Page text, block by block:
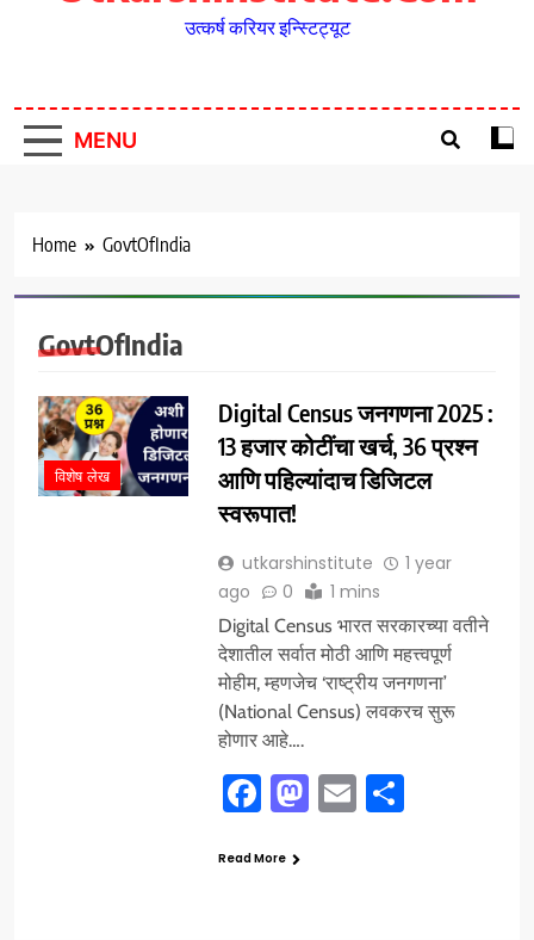
उत्कर्ष करियर इन्स्टिट्यूट
MENU
Home GovtOfIndia
GovtOfIndia
विशेष लेख
Digital Census जनगणना 2025 :
13 हजार कोटींचा खर्च, 36 प्रश्न
आणि पहिल्यांदाच डिजिटल
स्वरूपात!
utkarshinstitute
1 year
ago
0 1 mins
Digital Census भारत सरकारच्या वतीने
देशातील सर्वात मोठी आणि महत्त्वपूर्ण
मोहीम, म्हणजेच ‘राष्ट्रीय जनगणना’
(National Census) लवकरच सुरू
होणार आहे….
Facebook
Mastodon
EmailShare
Read More